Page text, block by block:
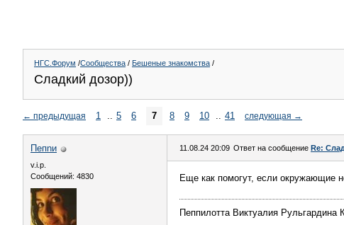
НГС.Форум /Сообщества / Бешеные знакомства /
Сладкий дозор))
← предыдущая 1 .. 5 6 7 8 9 10 .. 41 следующая →
Пепnи
v.i.p.
Сообщений: 4830
11.08.24 20:09 Ответ на сообщение Re:
Еще как помогут, если окружающие
Пеппилотта Виктуалия